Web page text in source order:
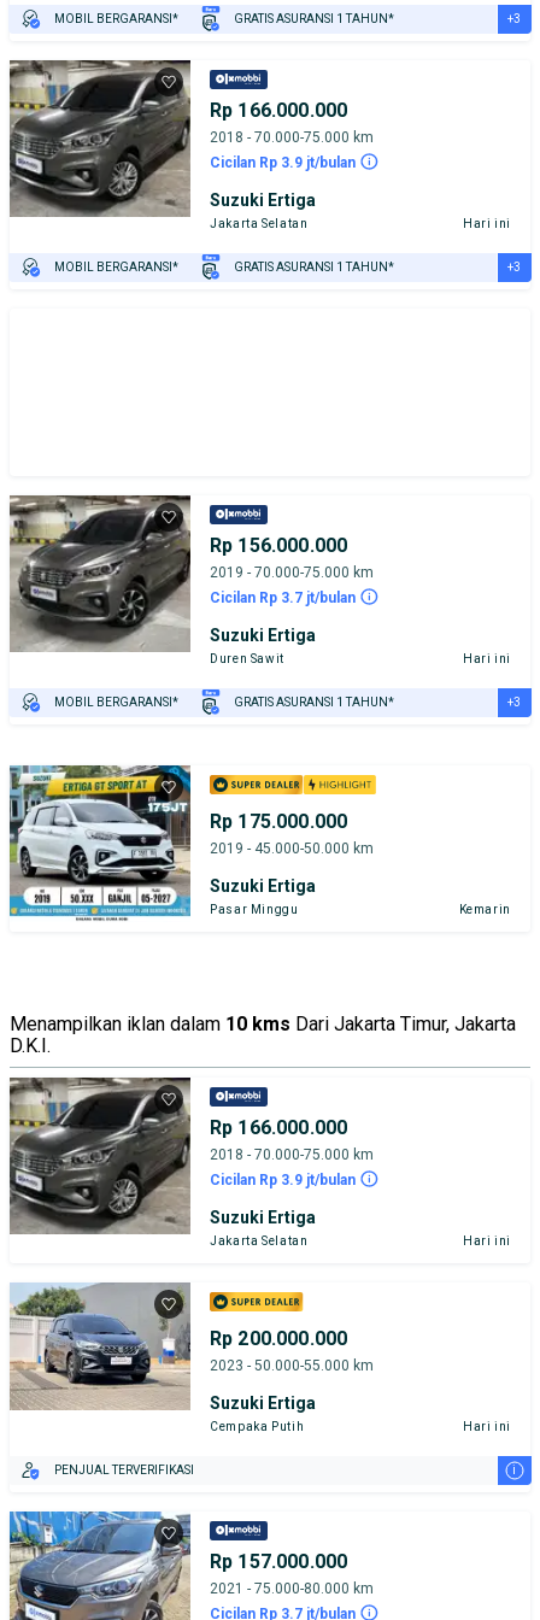
MOBIL BERGARANSI* GRATIS ASURANSI 1 TAHUN*
PENJUAL TERVERIFIKASI
+3
Rp 166.000.000
2018 - 70.000-75.000 km
Cicilan Rp 3.9 jt/bulan
Suzuki Ertiga
Jakarta Selatan Hari ini
MOBIL BERGARANSI* GRATIS ASURANSI 1 TAHUN* +3
Rp 156.000.000
2019 - 70.000-75.000 km
Cicilan Rp 3.7 jt/bulan
Suzuki Ertiga
Duren Sawit Hari ini
MOBIL BERGARANSI* GRATIS ASURANSI 1 TAHUN* +3
Rp 175.000.000
2019 - 45.000-50.000 km
Suzuki Ertiga
Pasar Minggu Kemarin
Menampilkan iklan dalam 10 kms Dari Jakarta Timur, Jakarta
D.K.I.
Rp 166.000.000
2018 - 70.000-75.000 km
Cicilan Rp 3.9 jt/bulan
Suzuki Ertiga
Jakarta Selatan Hari ini
Rp 200.000.000
2023 - 50.000-55.000 km
Suzuki Ertiga
Cempaka Putih Hari ini
PENJUAL TERVERIFIKASI i
Rp 157.000.000
2021 - 75.000-80.000 km
Cicilan Rp 3.7 jt/bulan